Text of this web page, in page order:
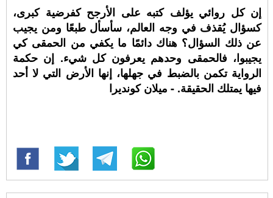
إن كل روائي يؤلف كتبه على الأرجح كفرضية كبرى،
كسؤال يُقذف في وجه العالم، سأسأل طبعًا ومن يجيب
عن ذلك السؤال؟ هناك دائمًا ما يكفي من الحمقى كي
يجيبوا، فالحمقى وحدهم يعرفون كل شيء. إن حكمة
الرواية تكمن بالضبط في جهلها، إنها الأرض التي لا أحد
فيها يمتلك الحقيقة. - ميلان كونديرا